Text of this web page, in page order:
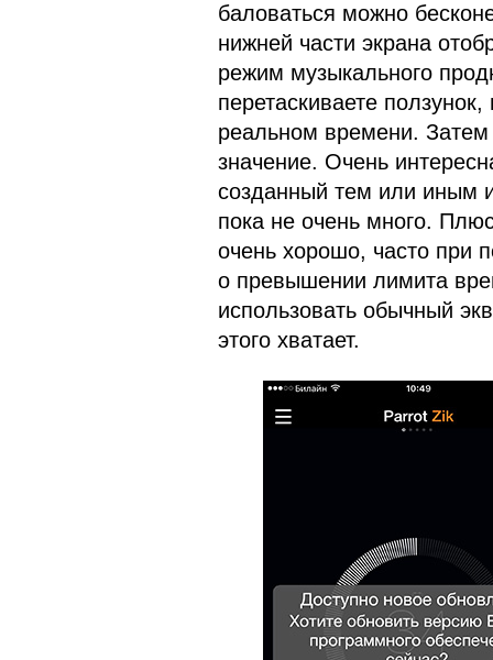
баловаться можно
нижней части экрана
режим музыкального
перетаскиваете
реальном времени.
значение. Очень
созданный тем или иным
пока не очень много.
очень хорошо, часто при
о превышении лимита
использовать обычный
этого хватает.